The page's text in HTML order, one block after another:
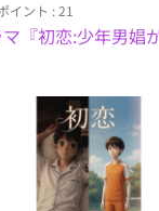
イント : 21
マ『初恋:少年男娼